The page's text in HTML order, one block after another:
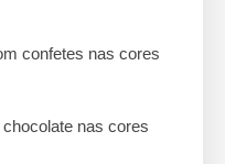
confetes nas cores
nas cores